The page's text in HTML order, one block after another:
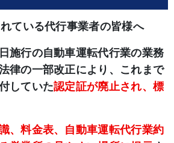
ている代行事業者の皆様へ
施行の自動車運転代行業の業務
律の一部改正により、これまで
していた認定証が廃止され、標
、料金表、自動車運転代行業約